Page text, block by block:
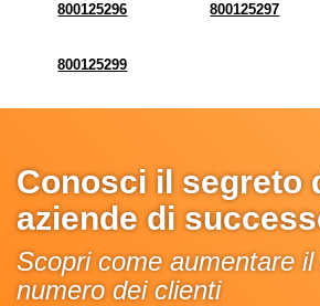
800125296 800125297
800125299
Conosci il segreto
aziende di
Scopri come aumentare
numero dei clienti